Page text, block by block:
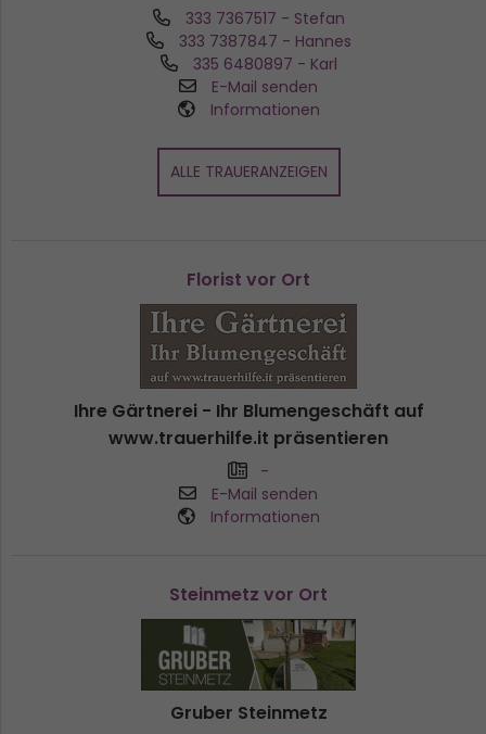
333 7367517 - Stefan
333 7387847 - Hannes
335 6480897 - Karl
E-Mail senden
Informationen
ALLE TRAUERANZEIGEN
Florist vor Ort
Ihre Gärtnerei - Ihr Blumengeschäft auf
www.trauerhilfe.it präsentieren
-
E-Mail senden
Informationen
Steinmetz vor Ort
Gruber Steinmetz